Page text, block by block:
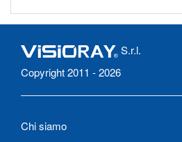
S.r.l.
Copyright 2011 - 2026
Chi siamo